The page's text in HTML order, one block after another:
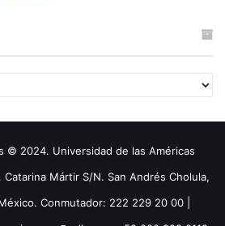
© 2024. Universidad de las Américas
Catarina Mártir S/N. San Andrés Cholula,
Conmutador: 222 229 20 00 |